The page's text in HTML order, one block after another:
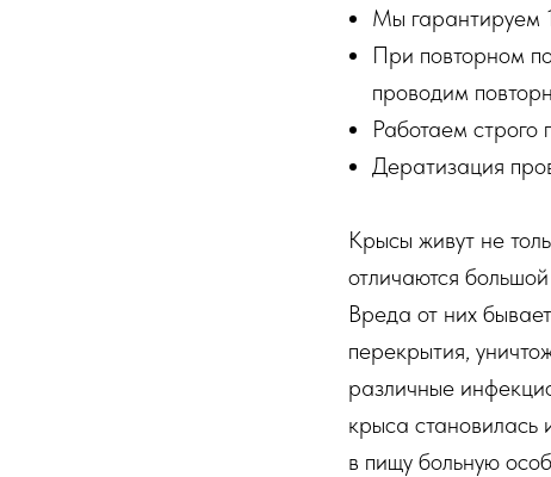
Мы гарантируем
При повторном
проводим
Работаем строго
Дератизация
Крысы живут не
отличаются
Вреда от них
перекрытия,
различные
крыса
в пищу больную